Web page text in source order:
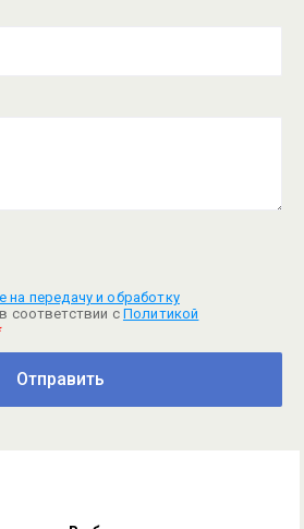
на передачу и обработку
в соответствии с Политикой
Отправить